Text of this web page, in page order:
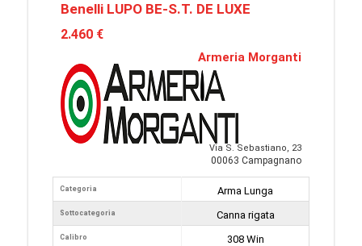
Benelli LUPO BE-S.T. DE LUXE
2.460 €
Armeria Morganti
Via S. Sebastiano, 23
00063 Campagnano
Categoria
Sottocategoria
Calibro
Arma Lunga
Canna rigata
308 Win